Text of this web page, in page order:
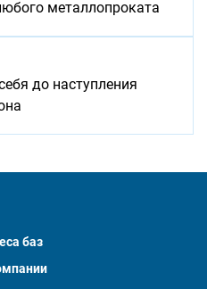
металлопроката
до наступления
баз